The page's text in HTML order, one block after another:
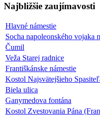
Najbližšie zaujímavosti
Hlavné námestie
Socha napoleonského vojaka
Čumil
Veža Starej radnice
Františkánske námestie
Kostol Najsvätejšieho
Biela ulica
Ganymedova fontána
Kostol Zvestovania Pána